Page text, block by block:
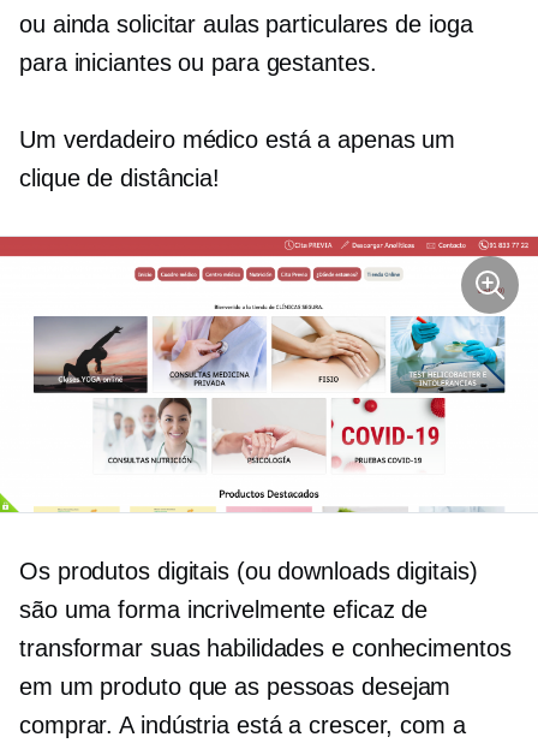
ou ainda solicitar aulas particulares de ioga
para iniciantes ou para gestantes.
Um verdadeiro médico está a apenas um
clique de distância!
Os produtos digitais (ou downloads digitais)
são uma forma incrivelmente eficaz de
transformar suas habilidades e conhecimentos
em um produto que as pessoas desejam
comprar. A indústria está a crescer, com a